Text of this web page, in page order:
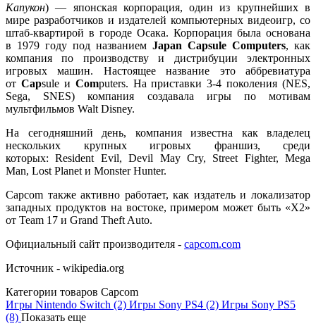
Капукон) — японская корпорация, один из крупнейших в
мире разработчиков и издателей компьютерных видеоигр, со
штаб-квартирой в городе Осака. Корпорация была основана
в 1979 году под названием Japan Capsule Computers, как
компания по производству и дистрибуции электронных
игровых машин. Настоящее название это аббревиатура
от Capsule и Computers. На приставки 3-4 поколения (NES,
Sega, SNES) компания создавала игры по мотивам
мультфильмов Walt Disney.
На сегодняшний день, компания известна как владелец
нескольких крупных игровых франшиз, среди
которых:
Resident Evil, Devil May Cry, Street Fighter, Mega
Man, Lost Planet и Monster Hunter.
Capcom также активно работает, как издатель и локализатор
западных продуктов на востоке, примером может быть «X2»
от Team 17 и Grand Theft Auto.
Официальный сайт производителя - capcom.com
Источник - wikipedia.org
Категории товаров Capcom
Игры Nintendo Switch (2) Игры Sony PS4 (2) Игры Sony PS5
(8) Показать еще